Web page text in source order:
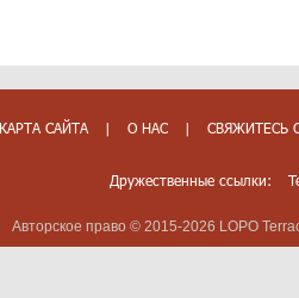
КАРТА САЙТА | О НАС | СВЯЖИТЕСЬ
Дружественные ссылки:
Авторское право © 2015-2026 LOPO